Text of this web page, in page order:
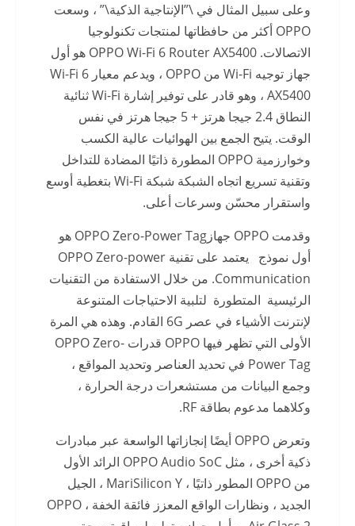
وعلى سبيل المثال في \”الإنتاجية الذكية\” ، وسعت
OPPO أكثر من حافظاتها لمنتجات تكنولوجيا
الاتصالات. OPPO Wi-Fi 6 Router AX5400 هو أول
جهاز توجيه Wi-Fi من OPPO ، ويدعم معيار Wi-Fi 6
AX5400 ، وهو قادر على توفير إشارة Wi-Fi ثنائية
النطاق 2.4 جيجا هرتز + 5 جيجا هرتز في نفس
الوقت. يتيح الجمع بين الهوائيات عالية الكسب
وخوارزمية OPPO المطورة ذاتيًا المضادة للتداخل
وتقنية تسريع اتجاه الشبكة شبكة Wi-Fi بتغطية أوسع
واستقرار محسّن وسرعات أعلى.
وقدمت OPPO جهازOPPO Zero-Power Tag هو
أول نموذج يعتمد على تقنية OPPO Zero-power
Communication. من خلال الاستفادة من التقنيات
الرئيسية المتطورة لتلبية الاحتياجات المتنوعة
لإنترنت الأشياء في عصر 6G القادم. وهذه هي المرة
الأولى التي تظهر فيها OPPO قدرات OPPO Zero-
Power Tag في تحديد العناصر وتحديد المواقع ،
وجمع البيانات من مستشعرات درجة الحرارة ،
وكلاهما مدعوم بطاقة RF.
وتعرض OPPO أيضًا إنجازاتها الواسعة عبر مبادرات
ذكية أخرى ، مثل OPPO Audio SoC الرائد الأول
من OPPO المطور ذاتيًا ، MariSilicon Y ، الجيل
الجديد ، ونظارات الواقع المعزز فائقة الخفة ، OPPO